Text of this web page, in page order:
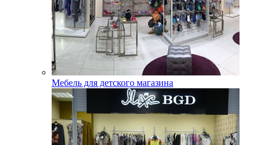
Мебель для детского магазина